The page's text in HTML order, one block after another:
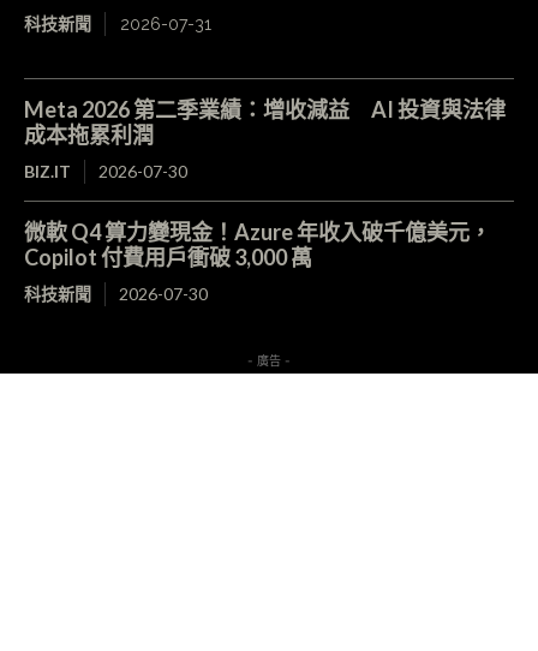
科技新聞 2026-07-31
Meta 2026 第二季業績：增收減益 AI 投資與法律
成本拖累利潤
BIZ.IT 2026-07-30
微軟 Q4 算力變現金！Azure 年收入破千億美元，
Copilot 付費用戶衝破 3,000 萬
科技新聞 2026-07-30
- 廣告 -